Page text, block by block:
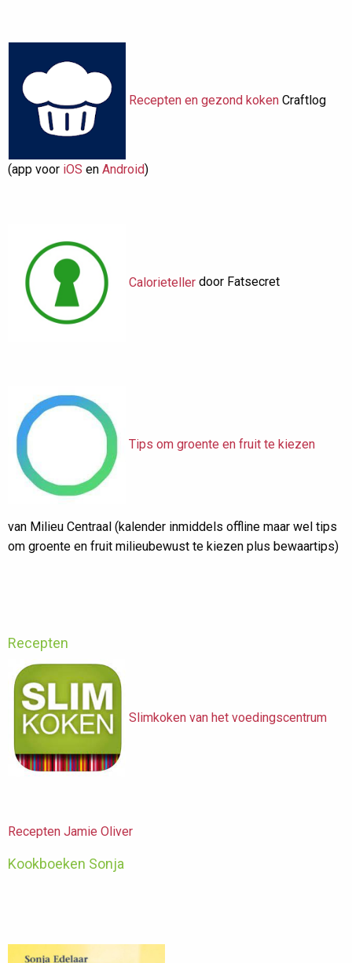
Recepten en gezond koken Craftlog
(app voor iOS en Android)
Calorieteller door Fatsecret
Tips om groente en fruit te kiezen
van Milieu Centraal (kalender inmiddels offline maar wel tips
om groente en fruit milieubewust te kiezen plus bewaartips)
Recepten
Slimkoken van het voedingscentrum
Recepten Jamie Oliver
Kookboeken Sonja